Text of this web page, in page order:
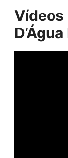
Vídeos